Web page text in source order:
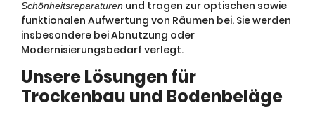
Schönheitsreparaturen und tragen zur optischen sowie
funktionalen Aufwertung von Räumen bei. Sie werden
insbesondere bei Abnutzung oder
Modernisierungsbedarf verlegt.
Unsere Lösungen für
Trockenbau und Bodenbeläge